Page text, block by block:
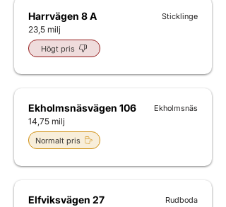
Harrvägen 8 A
23,5 milj
Högt pris
Sticklinge
Ekholmsnäsvägen 106
14,75 milj
Normalt pris
Ekholmsnäs
Elfviksvägen 27 Rudboda